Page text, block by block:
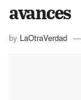
avances
by LaOtraVerdad